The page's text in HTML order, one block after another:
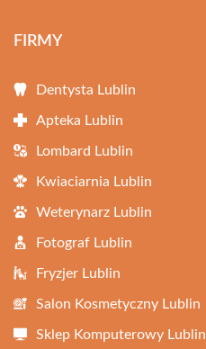
FIRMY
Dentysta Lublin
Apteka Lublin
Lombard Lublin
Kwiaciarnia Lublin
Weterynarz Lublin
Fotograf Lublin
Fryzjer Lublin
Salon Kosmetyczny Lublin
Sklep Komputerowy Lublin